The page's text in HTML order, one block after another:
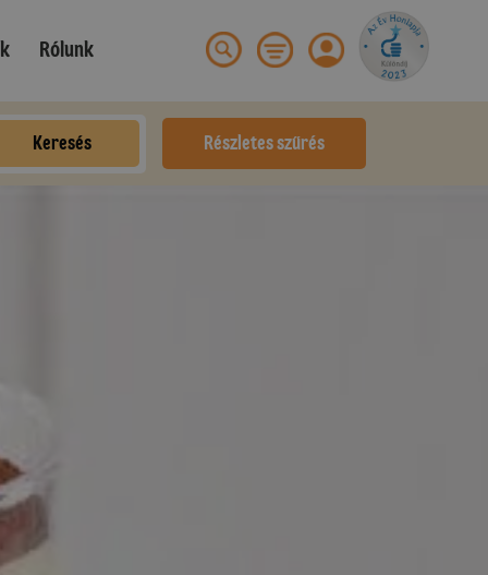
Rólunk
Keresés Részletes szűrés